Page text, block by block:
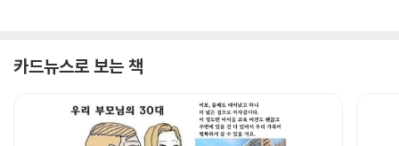
카드뉴스로 보는 책